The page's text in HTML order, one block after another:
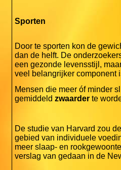
Sporten
Door te sporten kon de
dan de helft. De
een gezonde levensstijl,
veel belangrijker component
Mensen die meer óf minder
gemiddeld zwaarderte
De studie van Harvard zou
gebied van individuele
meer slaap- en
verslag van gedaan in de